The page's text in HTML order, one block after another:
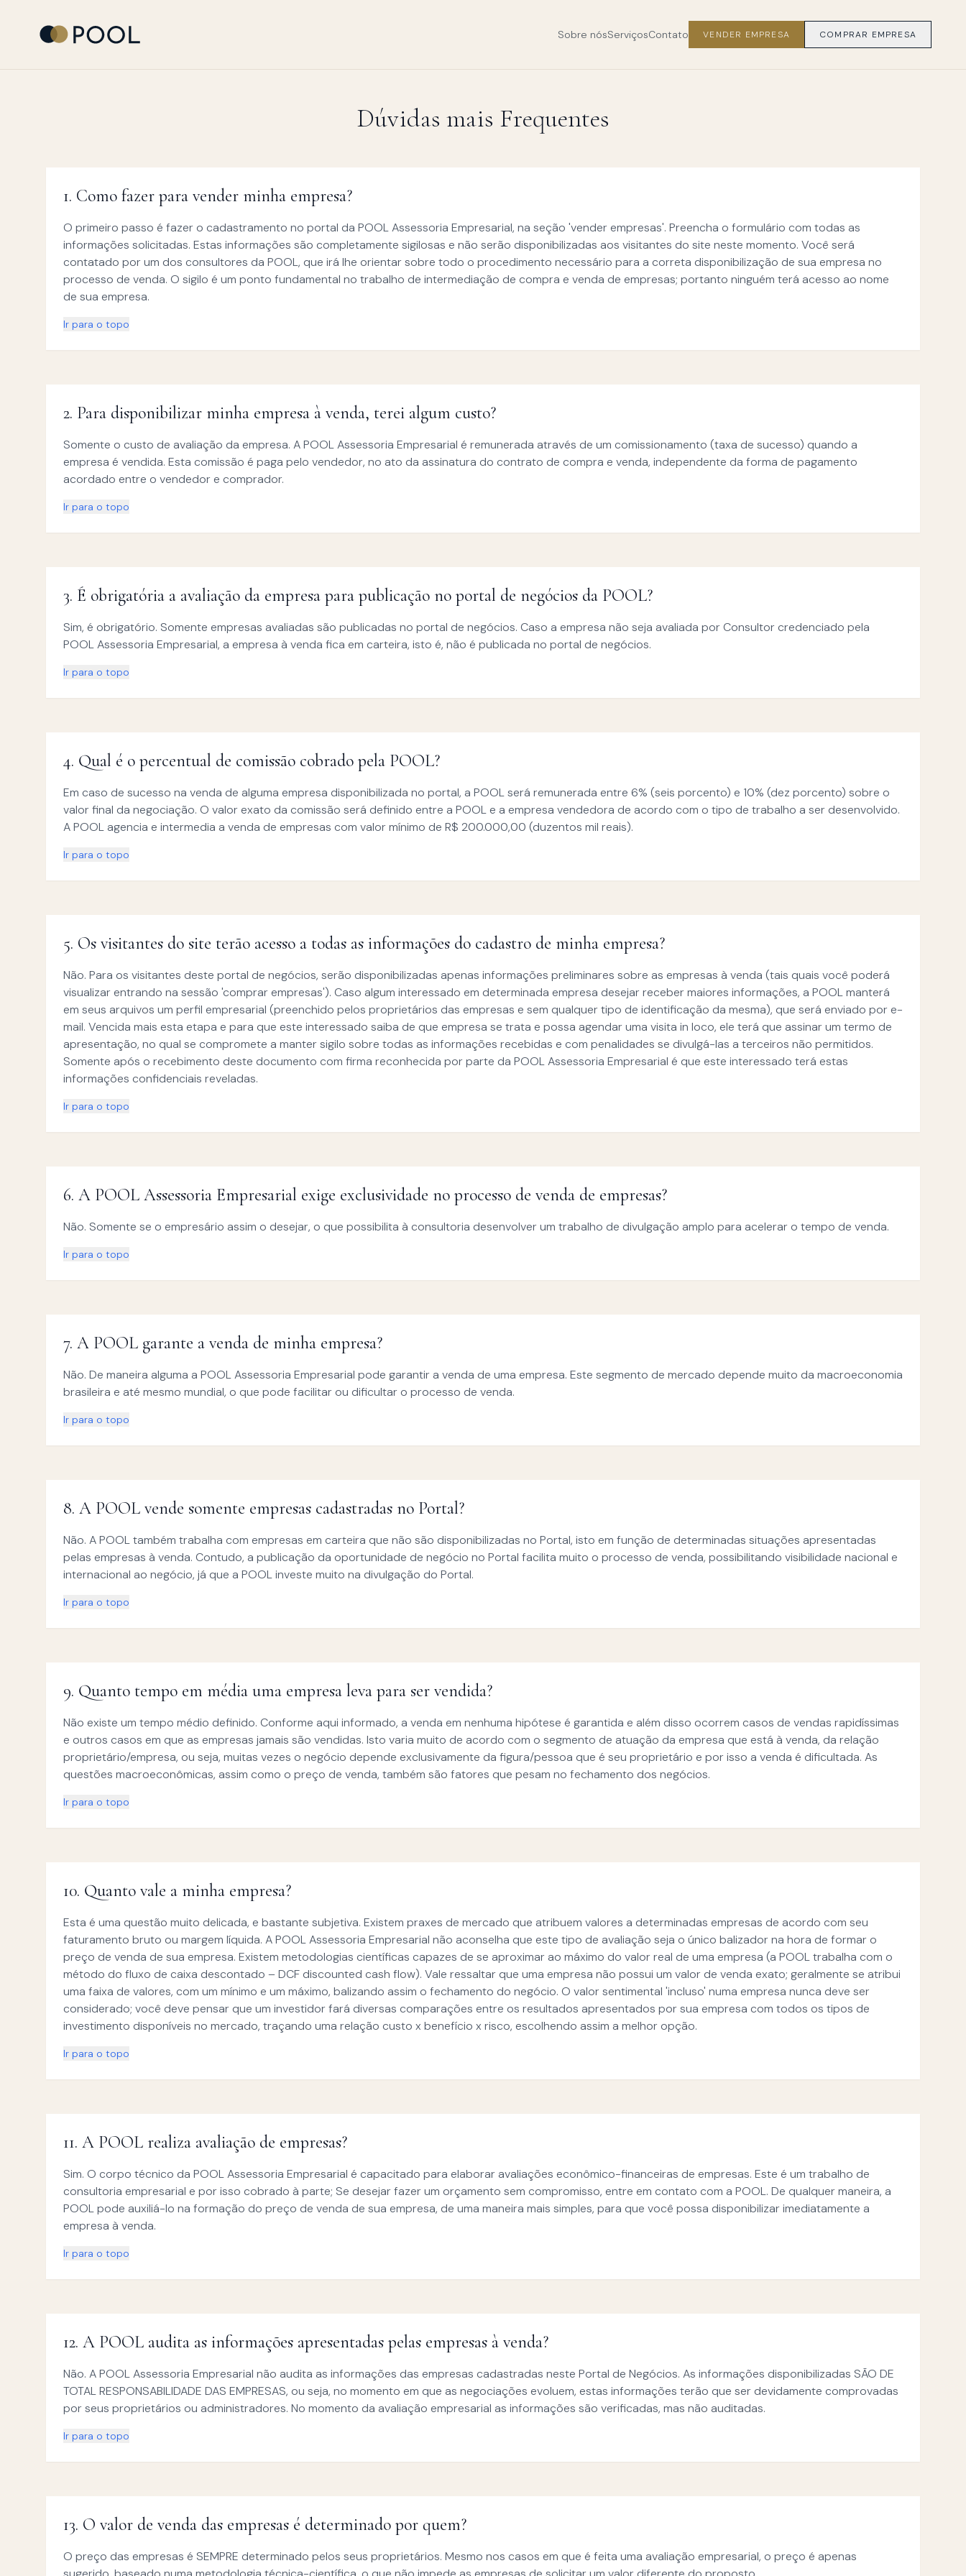
Sobre nósServiçosContato VENDER EMPRESA COMPRAR EMPRESA
Dúvidas mais Frequentes
1. Como fazer para vender minha empresa?
O primeiro passo é fazer o cadastramento no portal da POOL Assessoria Empresarial, na seção 'vender empresas'. Preencha o formulário com todas as
informações solicitadas. Estas informações são completamente sigilosas e não serão disponibilizadas aos visitantes do site neste momento. Você será
contatado por um dos consultores da POOL, que irá lhe orientar sobre todo o procedimento necessário para a correta disponibilização de sua empresa no
processo de venda. O sigilo é um ponto fundamental no trabalho de intermediação de compra e venda de empresas; portanto ninguém terá acesso ao nome
de sua empresa.
Ir para o topo
2. Para disponibilizar minha empresa à venda, terei algum custo?
Somente o custo de avaliação da empresa. A POOL Assessoria Empresarial é remunerada através de um comissionamento (taxa de sucesso) quando a
empresa é vendida. Esta comissão é paga pelo vendedor, no ato da assinatura do contrato de compra e venda, independente da forma de pagamento
acordado entre o vendedor e comprador.
Ir para o topo
3. É obrigatória a avaliação da empresa para publicação no portal de negócios da POOL?
Sim, é obrigatório. Somente empresas avaliadas são publicadas no portal de negócios. Caso a empresa não seja avaliada por Consultor credenciado pela
POOL Assessoria Empresarial, a empresa à venda fica em carteira, isto é, não é publicada no portal de negócios.
Ir para o topo
4. Qual é o percentual de comissão cobrado pela POOL?
Em caso de sucesso na venda de alguma empresa disponibilizada no portal, a POOL será remunerada entre 6% (seis porcento) e 10% (dez porcento) sobre o
valor final da negociação. O valor exato da comissão será definido entre a POOL e a empresa vendedora de acordo com o tipo de trabalho a ser desenvolvido.
A POOL agencia e intermedia a venda de empresas com valor mínimo de R$ 200.000,00 (duzentos mil reais).
Ir para o topo
5. Os visitantes do site terão acesso a todas as informações do cadastro de minha empresa?
Não. Para os visitantes deste portal de negócios, serão disponibilizadas apenas informações preliminares sobre as empresas à venda (tais quais você poderá
visualizar entrando na sessão 'comprar empresas'). Caso algum interessado em determinada empresa desejar receber maiores informações, a POOL manterá
em seus arquivos um perfil empresarial (preenchido pelos proprietários das empresas e sem qualquer tipo de identificação da mesma), que será enviado por e-
mail. Vencida mais esta etapa e para que este interessado saiba de que empresa se trata e possa agendar uma visita in loco, ele terá que assinar um termo de
apresentação, no qual se compromete a manter sigilo sobre todas as informações recebidas e com penalidades se divulgá-las a terceiros não permitidos.
Somente após o recebimento deste documento com firma reconhecida por parte da POOL Assessoria Empresarial é que este interessado terá estas
informações confidenciais reveladas.
Ir para o topo
6. A POOL Assessoria Empresarial exige exclusividade no processo de venda de empresas?
Não. Somente se o empresário assim o desejar, o que possibilita à consultoria desenvolver um trabalho de divulgação amplo para acelerar o tempo de venda.
Ir para o topo
7. A POOL garante a venda de minha empresa?
Não. De maneira alguma a POOL Assessoria Empresarial pode garantir a venda de uma empresa. Este segmento de mercado depende muito da macroeconomia
brasileira e até mesmo mundial, o que pode facilitar ou dificultar o processo de venda.
Ir para o topo
8. A POOL vende somente empresas cadastradas no Portal?
Não. A POOL também trabalha com empresas em carteira que não são disponibilizadas no Portal, isto em função de determinadas situações apresentadas
pelas empresas à venda. Contudo, a publicação da oportunidade de negócio no Portal facilita muito o processo de venda, possibilitando visibilidade nacional e
internacional ao negócio, já que a POOL investe muito na divulgação do Portal.
Ir para o topo
9. Quanto tempo em média uma empresa leva para ser vendida?
Não existe um tempo médio definido. Conforme aqui informado, a venda em nenhuma hipótese é garantida e além disso ocorrem casos de vendas rapidíssimas
e outros casos em que as empresas jamais são vendidas. Isto varia muito de acordo com o segmento de atuação da empresa que está à venda, da relação
proprietário/empresa, ou seja, muitas vezes o negócio depende exclusivamente da figura/pessoa que é seu proprietário e por isso a venda é dificultada. As
questões macroeconômicas, assim como o preço de venda, também são fatores que pesam no fechamento dos negócios.
Ir para o topo
10. Quanto vale a minha empresa?
Esta é uma questão muito delicada, e bastante subjetiva. Existem praxes de mercado que atribuem valores a determinadas empresas de acordo com seu
faturamento bruto ou margem líquida. A POOL Assessoria Empresarial não aconselha que este tipo de avaliação seja o único balizador na hora de formar o
preço de venda de sua empresa. Existem metodologias científicas capazes de se aproximar ao máximo do valor real de uma empresa (a POOL trabalha com o
método do fluxo de caixa descontado – DCF discounted cash flow). Vale ressaltar que uma empresa não possui um valor de venda exato; geralmente se atribui
uma faixa de valores, com um mínimo e um máximo, balizando assim o fechamento do negócio. O valor sentimental 'incluso' numa empresa nunca deve ser
considerado; você deve pensar que um investidor fará diversas comparações entre os resultados apresentados por sua empresa com todos os tipos de
investimento disponíveis no mercado, traçando uma relação custo x benefício x risco, escolhendo assim a melhor opção.
Ir para o topo
11. A POOL realiza avaliação de empresas?
Sim. O corpo técnico da POOL Assessoria Empresarial é capacitado para elaborar avaliações econômico-financeiras de empresas. Este é um trabalho de
consultoria empresarial e por isso cobrado à parte; Se desejar fazer um orçamento sem compromisso, entre em contato com a POOL. De qualquer maneira, a
POOL pode auxiliá-lo na formação do preço de venda de sua empresa, de uma maneira mais simples, para que você possa disponibilizar imediatamente a
empresa à venda.
Ir para o topo
12. A POOL audita as informações apresentadas pelas empresas à venda?
Não. A POOL Assessoria Empresarial não audita as informações das empresas cadastradas neste Portal de Negócios. As informações disponibilizadas SÃO DE
TOTAL RESPONSABILIDADE DAS EMPRESAS, ou seja, no momento em que as negociações evoluem, estas informações terão que ser devidamente comprovadas
por seus proprietários ou administradores. No momento da avaliação empresarial as informações são verificadas, mas não auditadas.
Ir para o topo
13. O valor de venda das empresas é determinado por quem?
O preço das empresas é SEMPRE determinado pelos seus proprietários. Mesmo nos casos em que é feita uma avaliação empresarial, o preço é apenas